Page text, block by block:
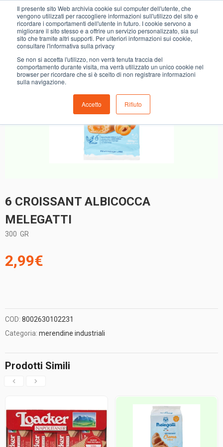
Il presente sito Web archivia cookie sul computer dell'utente, che
vengono utilizzati per raccogliere informazioni sull'utilizzo del sito e
ricordare i comportamenti dell'utente in futuro. I cookie servono a
migliorare il sito stesso e a offrire un servizio personalizzato, sia sul
sito che tramite altri supporti. Per ulteriori informazioni sui cookie,
consultare l'informativa sulla privacy
Se non si accetta l'utilizzo, non verrà tenuta traccia del
comportamento durante visita, ma verrà utilizzato un unico cookie nel
browser per ricordare che si è scelto di non registrare informazioni
sulla navigazione.
Accetto Rifiuto
6 CROISSANT ALBICOCCA MELEGATTI
6 CROISSANT ALBICOCCA
MELEGATTI
300 GR
2,99€
COD: 8002630102231
Categoria: merendine industriali
Prodotti Simili